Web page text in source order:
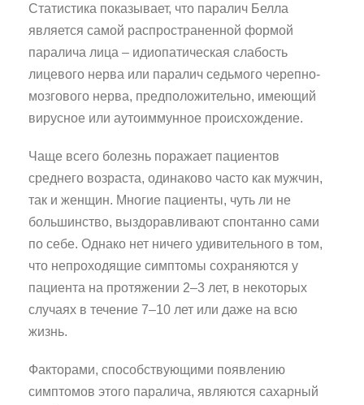
Статистика показывает, что паралич Белла
является самой распространенной формой
паралича лица – идиопатическая слабость
лицевого нерва или паралич седьмого черепно-
мозгового нерва, предположительно, имеющий
вирусное или аутоиммунное происхождение.
Чаще всего болезнь поражает пациентов
среднего возраста, одинаково часто как мужчин,
так и женщин. Многие пациенты, чуть ли не
большинство, выздоравливают спонтанно сами
по себе. Однако нет ничего удивительного в том,
что непроходящие симптомы сохраняются у
пациента на протяжении 2–3 лет, в некоторых
случаях в течение 7–10 лет или даже на всю
жизнь.
Факторами, способствующими появлению
симптомов этого паралича, являются сахарный